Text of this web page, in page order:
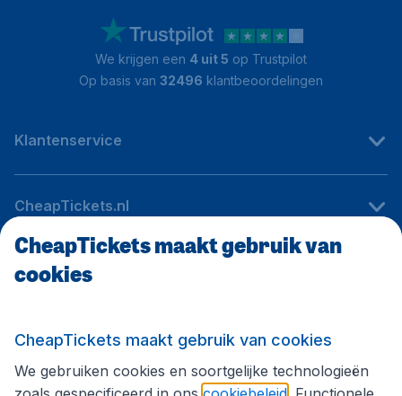
We krijgen een 4 uit 5 op Trustpilot
Op basis van 32496 klantbeoordelingen
Klantenservice
CheapTickets.nl
Internationale sites
Volg CheapTickets.nl
CheapTickets maakt gebruik van
cookies
CheapTickets maakt gebruik van cookies
We gebruiken cookies en soortgelijke technologieën